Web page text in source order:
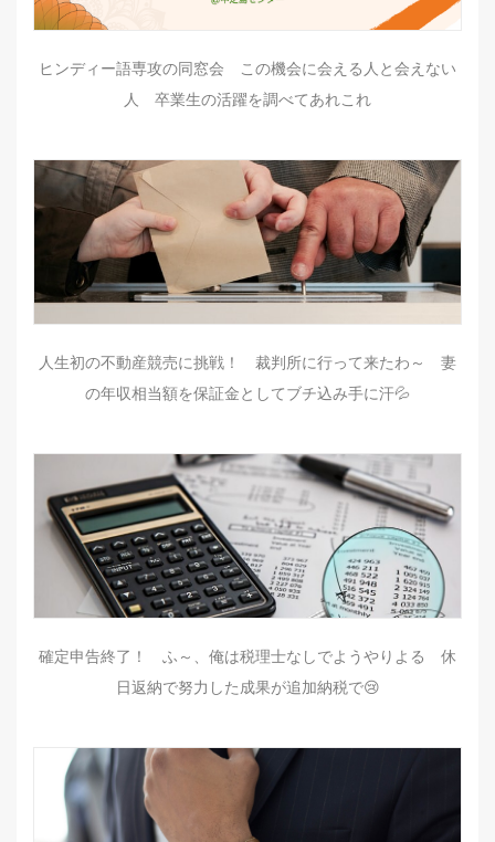
ヒンディー語専攻の同窓会 この機会に会える人と会えない
人 卒業生の活躍を調べてあれこれ
人生初の不動産競売に挑戦！ 裁判所に行って来たわ～ 妻
の年収相当額を保証金としてブチ込み手に汗💦
確定申告終了！ ふ～、俺は税理士なしでようやりよる 休
日返納で努力した成果が追加納税で😢